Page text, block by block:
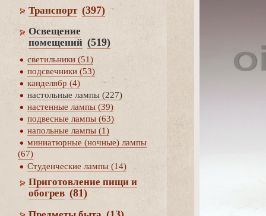
Транспорт (397)
Освещение
помещений (519)
светильники (51)
подсвечники (53)
канделябр (4)
настольные лампы (227)
настенные лампы (39)
подвесные лампы (63)
напольные лампы (1)
миниатюрные (ночные) лампы
(67)
Студенческие лампы (14)
Приготовление пищи и
обогре (81)